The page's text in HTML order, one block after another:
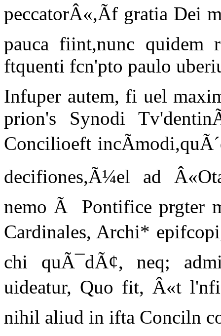
peccatorÂ«,Ãf gratia Dei
pauca fiint,nunc quidem
ftquenti fcn'pto paulo
Infuper autem, fi uel
prion's Synodi
Concilioeft
decifiones,Ã¼el ad
nemo Ã Pontifice prgter
Cardinales, Archi*
chi quÃ¯dÃ¢, neq;
uideatur, Quo fit, Â«t
nihil aliud in ifta Conciln